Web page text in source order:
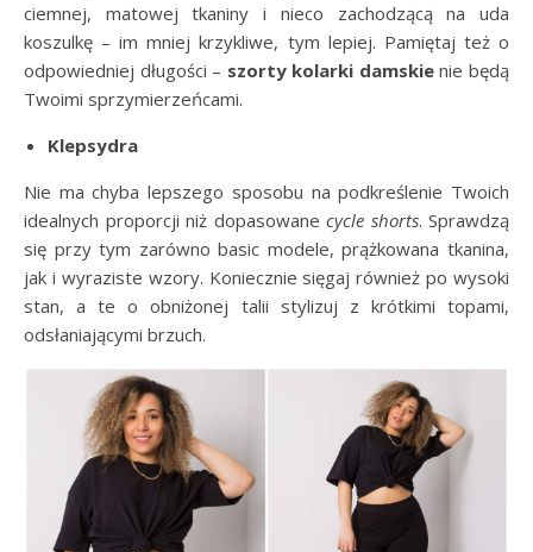
ciemnej, matowej tkaniny i nieco zachodzącą na uda
koszulkę – im mniej krzykliwe, tym lepiej. Pamiętaj też o
odpowiedniej długości – szorty kolarki damskienie będą
Twoimi sprzymierzeńcami.
Klepsydra
Nie ma chyba lepszego sposobu na podkreślenie Twoich
idealnych proporcji niż dopasowane cycle shorts. Sprawdzą
się przy tym zarówno basic modele, prążkowana tkanina,
jak i wyraziste wzory. Koniecznie sięgaj również po wysoki
stan, a te o obniżonej talii stylizuj z krótkimi topami,
odsłaniającymi brzuch.